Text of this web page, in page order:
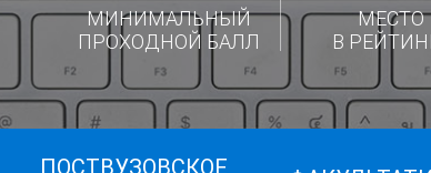
МИНИМАЛЬНЫЙ
ПРОХОДНОЙ БАЛЛ
МЕСТО
В